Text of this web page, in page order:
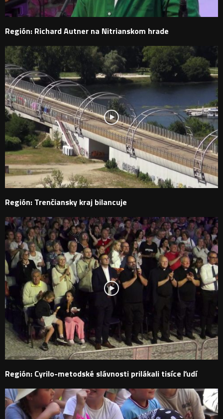
Región: Richard Autner na Nitrianskom hrade
Región: Trenčiansky kraj bilancuje
Región: Cyrilo-metodské slávnosti prilákali tisíce ľudí